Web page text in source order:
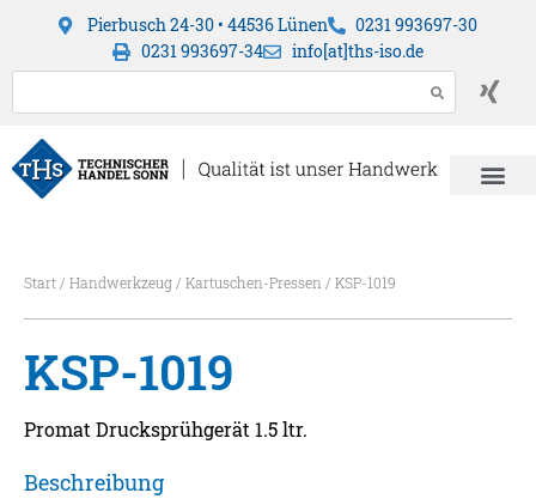
Pierbusch 24-30 • 44536 Lünen
0231 993697-30
0231 993697-34
info[at]ths-iso.de
Start/ Handwerkzeug/ Kartuschen-Pressen / KSP-1019
KSP-1019
Promat Drucksprühgerät 1.5 ltr.
Beschreibung